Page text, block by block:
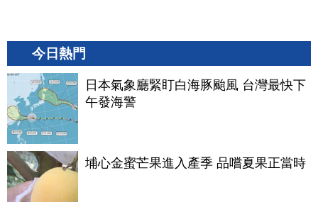
今日熱門
日本氣象廳緊盯白海豚颱風 台灣最快下
午發海警
埔心金蜜芒果進入產季 品嚐夏果正當時